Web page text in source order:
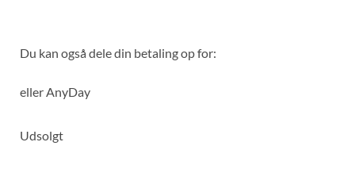
Du kan også dele din betaling op for:
eller AnyDay
Udsolgt